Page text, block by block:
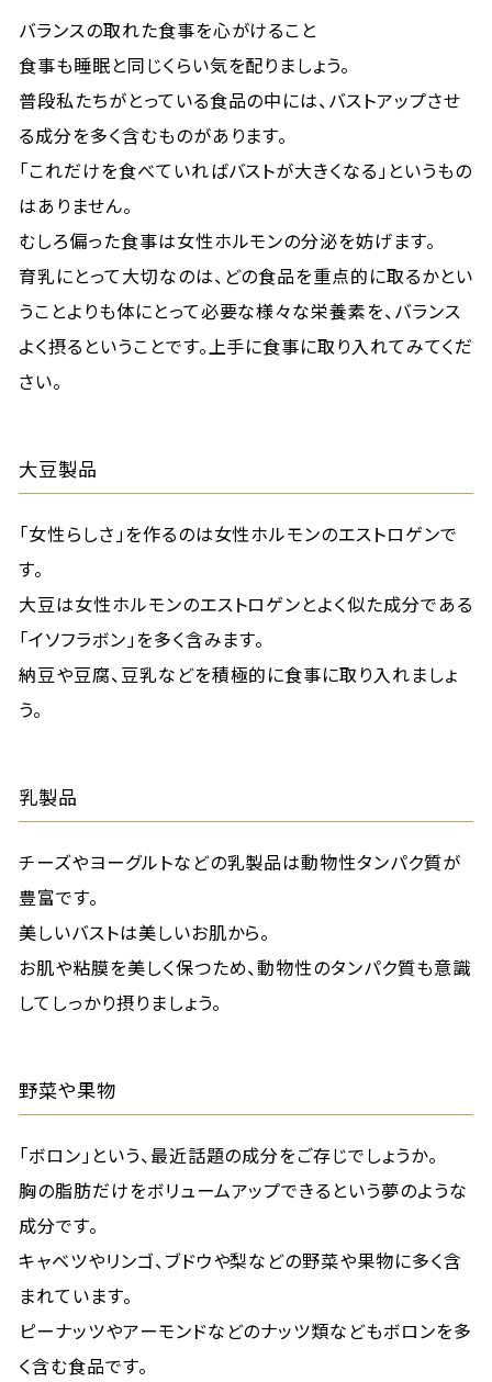
バランスの取れた食事を心がけること
食事も睡眠と同じくらい気を配りましょう。
普段私たちがとっている食品の中には、バストアップさせ
る成分を多く含むものがあります。
「これだけを食べていればバストが大きくなる」というもの
はありません。
むしろ偏った食事は女性ホルモンの分泌を妨げます。
育乳にとって大切なのは、どの食品を重点的に取るかとい
うことよりも体にとって必要な様々な栄養素を、バランス
よく摂るということです。上手に食事に取り入れてみてくだ
さい。
大豆製品
「女性らしさ」を作るのは女性ホルモンのエストロゲンで
す。
大豆は女性ホルモンのエストロゲンとよく似た成分である
「イソフラボン」を多く含みます。
納豆や豆腐、豆乳などを積極的に食事に取り入れましょ
う。
乳製品
チーズやヨーグルトなどの乳製品は動物性タンパク質が
豊富です。
美しいバストは美しいお肌から。
お肌や粘膜を美しく保つため、動物性のタンパク質も意識
してしっかり摂りましょう。
野菜や果物
「ボロン」という、最近話題の成分をご存じでしょうか。
胸の脂肪だけをボリュームアップできるという夢のような
成分です。
キャベツやリンゴ、ブドウや梨などの野菜や果物に多く含
まれています。
ピーナッツやアーモンドなどのナッツ類などもボロンを多
く含む食品です。